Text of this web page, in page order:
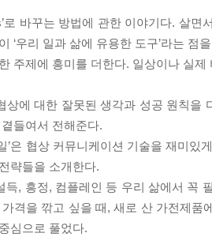
로 바꾸는 방법에 관한 이야기다. 살
‘우리 일과 삶에 유용한 도구’라는
주제에 흥미를 더한다. 일상이나 실
에 대한 잘못된 생각과 성공 원칙을
들여서 전해준다.
’은 협상 커뮤니케이션 기술을 재미
략들을 소개한다.
, 흥정, 컴플레인 등 우리 삶에서 꼭
격을 깎고 싶을 때, 새로 산 가전제
심으로 풀었다.